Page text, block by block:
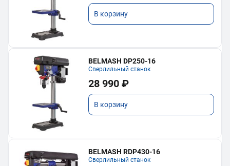
В корзину
BELMASH DP250-16
Сверлильный станок
28 990 ₽
В корзину
BELMASH RDP430-16
Сверлильный станок